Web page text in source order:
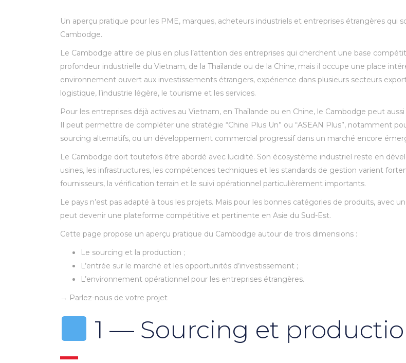
Un aperçu pratique pour les PME, marques, acheteurs industriels et entreprises étrangères qui
Cambodge.
Le Cambodge attire de plus en plus l’attention des entreprises qui cherchent une base
profondeur industrielle du Vietnam, de la Thaïlande ou de la Chine, mais il occupe une place
environnement ouvert aux investissements étrangers, expérience dans plusieurs secteurs
logistique, l’industrie légère, le tourisme et les services.
Pour les entreprises déjà actives au Vietnam, en Thaïlande ou en Chine, le Cambodge peut
Il peut permettre de compléter une stratégie “Chine Plus Un” ou “ASEAN Plus”, notamment
sourcing alternatifs, ou un développement commercial progressif dans un marché encore
Le Cambodge doit toutefois être abordé avec lucidité. Son écosystème industriel reste en
usines, les infrastructures, les compétences techniques et les standards de gestion varient
fournisseurs, la vérification terrain et le suivi opérationnel particulièrement importants.
Le pays n’est pas adapté à tous les projets. Mais pour les bonnes catégories de produits, avec
peut devenir une plateforme compétitive et pertinente en Asie du Sud-Est.
Cette page propose un aperçu pratique du Cambodge autour de trois dimensions :
Le sourcing et la production ;
L’entrée sur le marché et les opportunités d’investissement ;
L’environnement opérationnel pour les entreprises étrangères.
→ Parlez-nous de votre projet
1 — Sourcing et